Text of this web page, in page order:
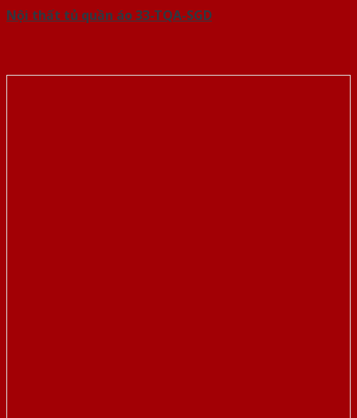
Nội thất tủ quần áo 33-TQA-SGD